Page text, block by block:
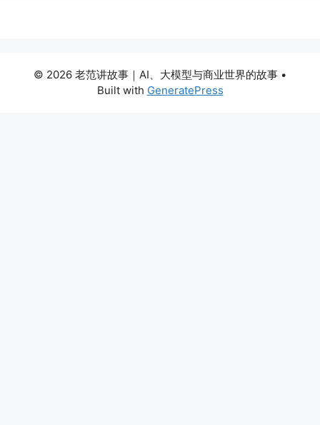
© 2026 老范讲故事｜AI、大模型与商业世界的故事 •
Built with GeneratePress